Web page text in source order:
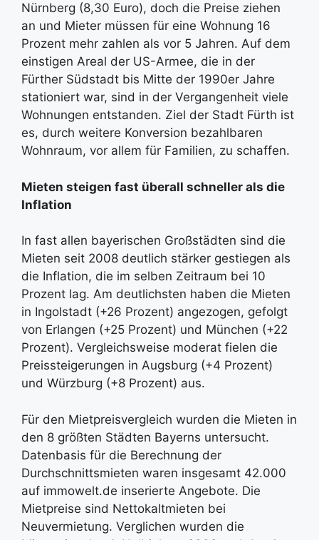
Nürnberg (8,30 Euro), doch die Preise ziehen
an und Mieter müssen für eine Wohnung 16
Prozent mehr zahlen als vor 5 Jahren. Auf dem
einstigen Areal der US-Armee, die in der
Fürther Südstadt bis Mitte der 1990er Jahre
stationiert war, sind in der Vergangenheit viele
Wohnungen entstanden. Ziel der Stadt Fürth ist
es, durch weitere Konversion bezahlbaren
Wohnraum, vor allem für Familien, zu schaffen.
Mieten steigen fast überall schneller als die
Inflation
In fast allen bayerischen Großstädten sind die
Mieten seit 2008 deutlich stärker gestiegen als
die Inflation, die im selben Zeitraum bei 10
Prozent lag. Am deutlichsten haben die Mieten
in Ingolstadt (+26 Prozent) angezogen, gefolgt
von Erlangen (+25 Prozent) und München (+22
Prozent). Vergleichsweise moderat fielen die
Preissteigerungen in Augsburg (+4 Prozent)
und Würzburg (+8 Prozent) aus.
Für den Mietpreisvergleich wurden die Mieten in
den 8 größten Städten Bayerns untersucht.
Datenbasis für die Berechnung der
Durchschnittsmieten waren insgesamt 42.000
auf immowelt.de inserierte Angebote. Die
Mietpreise sind Nettokaltmieten bei
Neuvermietung. Verglichen wurden die